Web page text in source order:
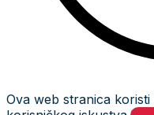
Ova web stranica